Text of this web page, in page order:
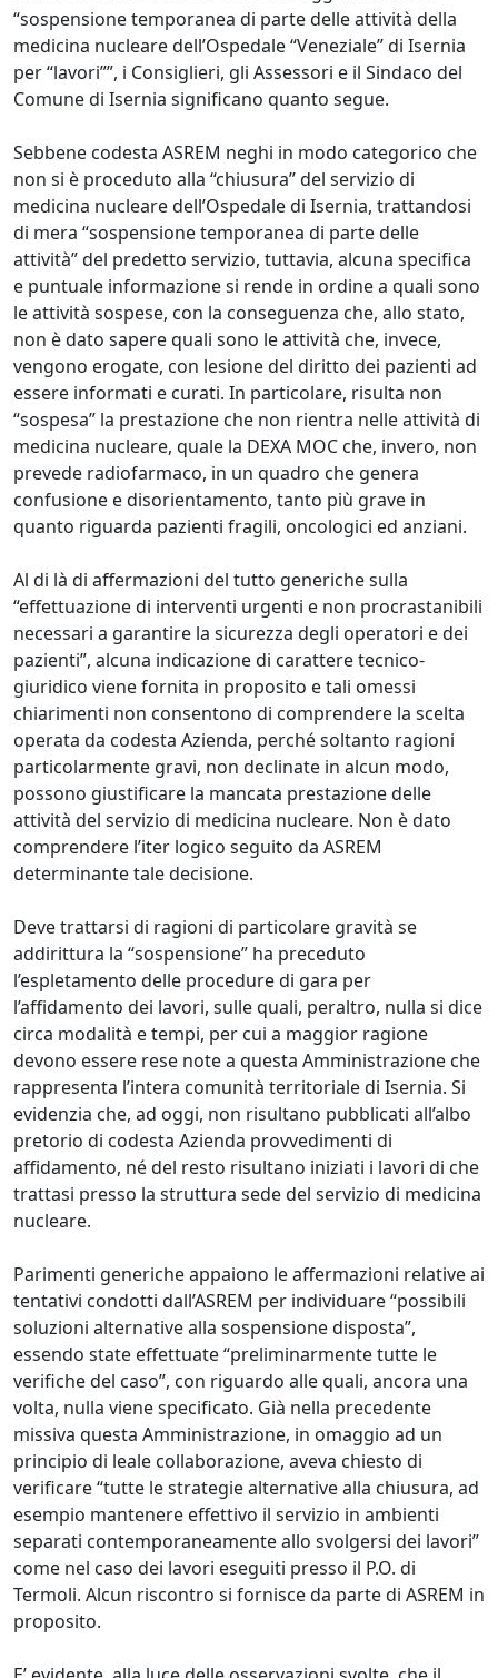
“sospensione temporanea di parte delle attività della
medicina nucleare dell’Ospedale “Veneziale” di Isernia
per “lavori””, i Consiglieri, gli Assessori e il Sindaco del
Comune di Isernia significano quanto segue.
Sebbene codesta ASREM neghi in modo categorico che
non si è proceduto alla “chiusura” del servizio di
medicina nucleare dell’Ospedale di Isernia, trattandosi
di mera “sospensione temporanea di parte delle
attività” del predetto servizio, tuttavia, alcuna specifica
e puntuale informazione si rende in ordine a quali sono
le attività sospese, con la conseguenza che, allo stato,
non è dato sapere quali sono le attività che, invece,
vengono erogate, con lesione del diritto dei pazienti ad
essere informati e curati. In particolare, risulta non
“sospesa” la prestazione che non rientra nelle attività di
medicina nucleare, quale la DEXA MOC che, invero, non
prevede radiofarmaco, in un quadro che genera
confusione e disorientamento, tanto più grave in
quanto riguarda pazienti fragili, oncologici ed anziani.
Al di là di affermazioni del tutto generiche sulla
“effettuazione di interventi urgenti e non procrastanibili
necessari a garantire la sicurezza degli operatori e dei
pazienti”, alcuna indicazione di carattere tecnico-
giuridico viene fornita in proposito e tali omessi
chiarimenti non consentono di comprendere la scelta
operata da codesta Azienda, perché soltanto ragioni
particolarmente gravi, non declinate in alcun modo,
possono giustificare la mancata prestazione delle
attività del servizio di medicina nucleare. Non è dato
comprendere l’iter logico seguito da ASREM
determinante tale decisione.
Deve trattarsi di ragioni di particolare gravità se
addirittura la “sospensione” ha preceduto
l’espletamento delle procedure di gara per
l’affidamento dei lavori, sulle quali, peraltro, nulla si dice
circa modalità e tempi, per cui a maggior ragione
devono essere rese note a questa Amministrazione che
rappresenta l’intera comunità territoriale di Isernia. Si
evidenzia che, ad oggi, non risultano pubblicati all’albo
pretorio di codesta Azienda provvedimenti di
affidamento, né del resto risultano iniziati i lavori di che
trattasi presso la struttura sede del servizio di medicina
nucleare.
Parimenti generiche appaiono le affermazioni relative ai
tentativi condotti dall’ASREM per individuare “possibili
soluzioni alternative alla sospensione disposta”,
essendo state effettuate “preliminarmente tutte le
verifiche del caso”, con riguardo alle quali, ancora una
volta, nulla viene specificato. Già nella precedente
missiva questa Amministrazione, in omaggio ad un
principio di leale collaborazione, aveva chiesto di
verificare “tutte le strategie alternative alla chiusura, ad
esempio mantenere effettivo il servizio in ambienti
separati contemporaneamente allo svolgersi dei lavori”
come nel caso dei lavori eseguiti presso il P.O. di
Termoli. Alcun riscontro si fornisce da parte di ASREM in
proposito.